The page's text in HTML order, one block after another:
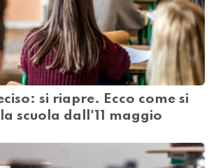
si riapre. Ecco come si
scuola dall'11 maggio